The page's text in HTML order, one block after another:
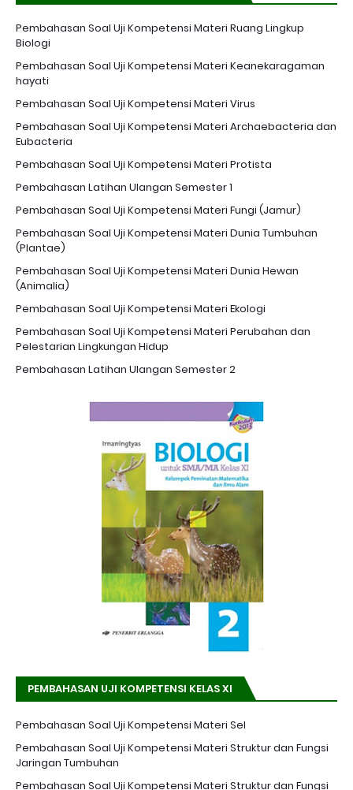
Pembahasan Soal Uji Kompetensi Materi Ruang Lingkup
Biologi
Pembahasan Soal Uji Kompetensi Materi Keanekaragaman
hayati
Pembahasan Soal Uji Kompetensi Materi Virus
Pembahasan Soal Uji Kompetensi Materi Archaebacteria dan
Eubacteria
Pembahasan Soal Uji Kompetensi Materi Protista
Pembahasan Latihan Ulangan Semester 1
Pembahasan Soal Uji Kompetensi Materi Fungi (Jamur)
Pembahasan Soal Uji Kompetensi Materi Dunia Tumbuhan
(Plantae)
Pembahasan Soal Uji Kompetensi Materi Dunia Hewan
(Animalia)
Pembahasan Soal Uji Kompetensi Materi Ekologi
Pembahasan Soal Uji Kompetensi Materi Perubahan dan
Pelestarian Lingkungan Hidup
Pembahasan Latihan Ulangan Semester 2
PEMBAHASAN UJI KOMPETENSI KELAS XI
Pembahasan Soal Uji Kompetensi Materi Sel
Pembahasan Soal Uji Kompetensi Materi Struktur dan Fungsi
Jaringan Tumbuhan
Pembahasan Soal Uji Kompetensi Materi Struktur dan Fungsi